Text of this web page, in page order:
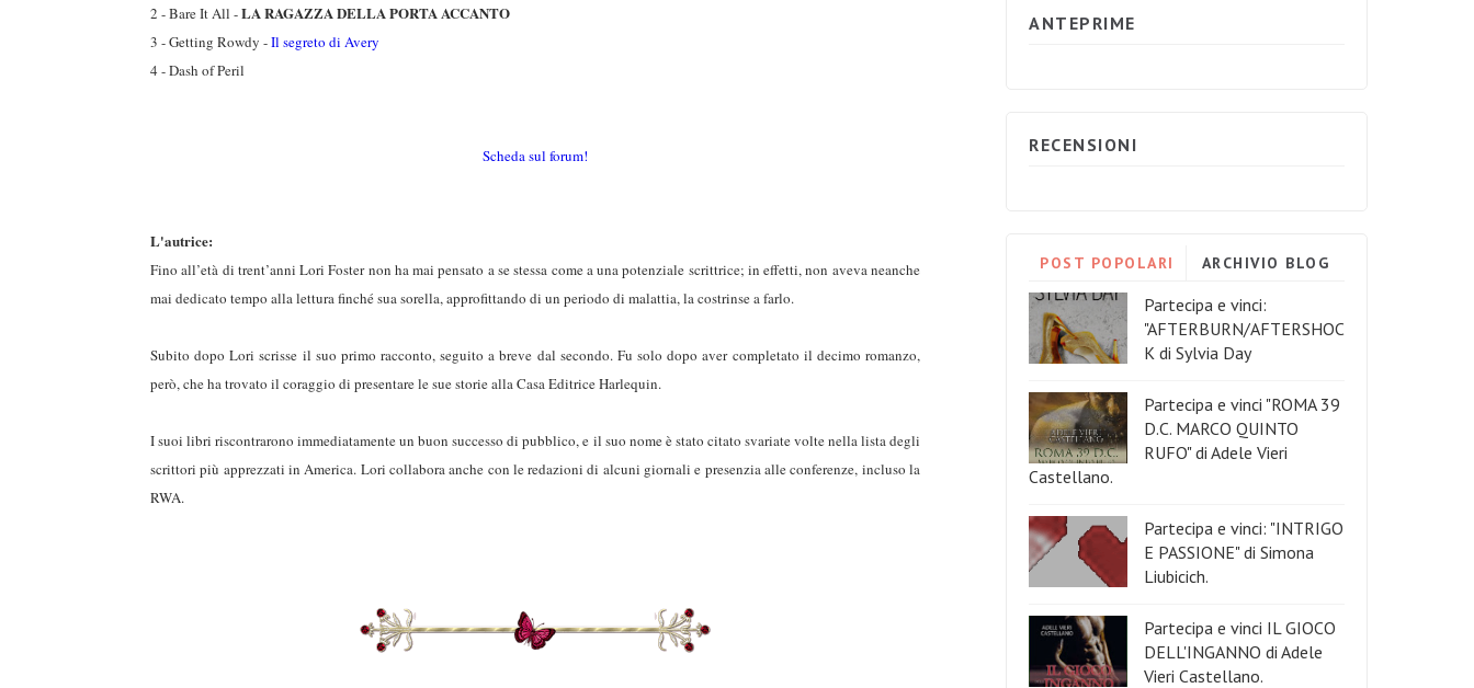
2 - Bare It All -LA RAGAZZA DELLA PORTA ACCANTO
3 - Getting Rowdy -Il segreto di Avery
4 - Dash of Peril
Scheda sul forum!
L'autrice:
Fino all’età di trent’anni Lori Foster non ha mai pensato a se stessa come a una potenziale scrittrice; in effetti, non aveva neanche
mai dedicato tempo alla lettura finché sua sorella, approfittando di un periodo di malattia, la costrinse a farlo.
Subito dopo Lori scrisse il suo primo racconto, seguito a breve dal secondo. Fu solo dopo aver completato il decimo romanzo,
però, che ha trovato il coraggio di presentare le sue storie alla Casa Editrice Harlequin.
I suoi libri riscontrarono immediatamente un buon successo di pubblico, e il suo nome è stato citato svariate volte nella lista degli
scrittori più apprezzati in America. Lori collabora anche con le redazioni di alcuni giornali e presenzia alle conferenze, incluso la
RWA.
ANTEPRIME
RECENSIONI
POST POPOLARI ARCHIVIO BLOG
Partecipa e vinci:
"AFTERBURN/AFTERSHOC
K di Sylvia Day
Partecipa e vinci "ROMA 39
D.C. MARCO QUINTO
RUFO" di Adele Vieri
Castellano.
Partecipa e vinci: "INTRIGO
E PASSIONE" di Simona
Liubicich.
Partecipa e vinci IL GIOCO
DELL'INGANNO di Adele
Vieri Castellano.